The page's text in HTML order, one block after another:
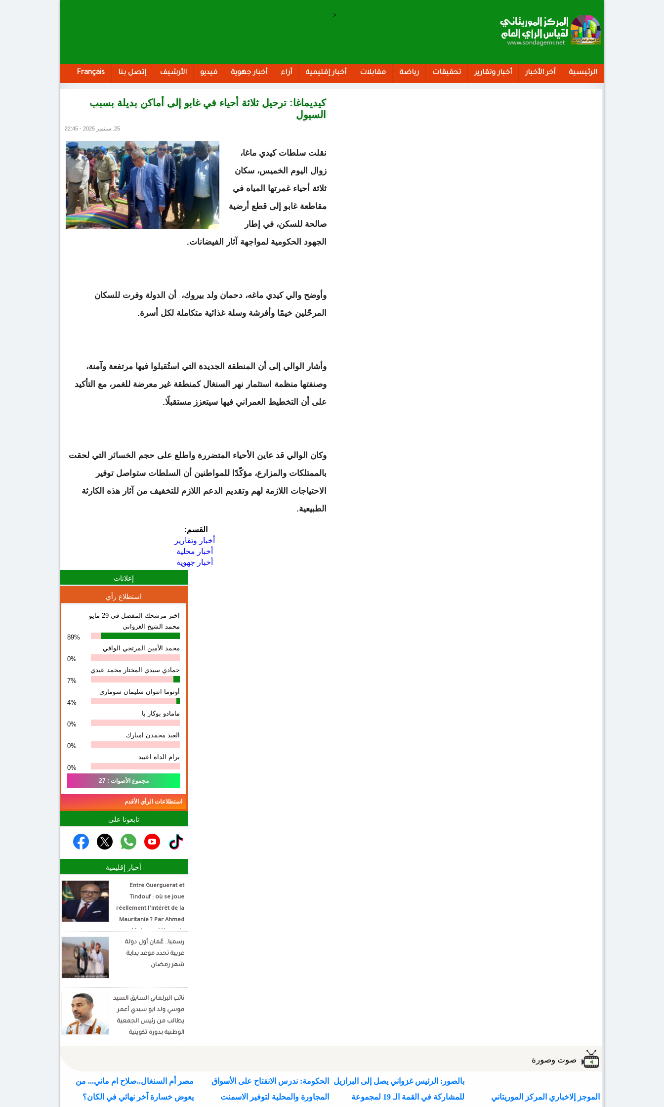
>
الرئيسية آخر الأخبار أخبار وتقارير تحقيقات رياضة مقابلات أخبار إقليمية آراء أخبار جهوية فيديو الأرشيف إتصل بنا Français
كيديماغا: ترحيل ثلاثة أحياء في غابو إلى أماكن بديلة بسبب
السيول
25. سبتمبر 2025 - 22:45
نقلت سلطات كيدي ماغا،
زوال اليوم الخميس، سكان
ثلاثة أحياء غمرتها المياه في
مقاطعة غابو إلى قطع أرضية
صالحة للسكن، في إطار
الجهود الحكومية لمواجهة آثار الفيضانات.
وأوضح والي كيدي ماغه، دحمان ولد بيروك، أن الدولة وفرت للسكان
المرحّلين خيمًا وأفرشة وسلة غذائية متكاملة لكل أسرة.
وأشار الوالي إلى أن المنطقة الجديدة التي استُقبلوا فيها مرتفعة وآمنة،
وصنفتها منظمة استثمار نهر السنغال كمنطقة غير معرضة للغمر، مع التأكيد
على أن التخطيط العمراني فيها سيتعزز مستقبلًا.
وكان الوالي قد عاين الأحياء المتضررة واطلع على حجم الخسائر التي لحقت
بالممتلكات والمزارع، مؤكّدًا للمواطنين أن السلطات ستواصل توفير
الاحتياجات اللازمة لهم وتقديم الدعم اللازم للتخفيف من آثار هذه الكارثة
الطبيعية.
القسم:
أخبار وتقارير
أخبار محلية
أخبار جهوية
إعلانات
استطلاع رأي
اختر مرشحك المفضل في 29 مايو
محمد الشيخ الغزواني
89%
محمد الأمين المرتجي الوافي
0%
حمادي سيدي المختار محمد عبدي
7%
أوتوما انتوان سلیمان سوماري
4%
مامادو بوكار با
0%
العيد محمدن امبارك
0%
برام الداه اعبيد
0%
مجموع الأصوات : 27
استطلاعات الرأي الأقدم
تابعونا على
أخبار إقليمية
Entre Guerguerat et
Tindouf : où se joue
réellement l’intérêt de la
Mauritanie ? Par Ahmed
Mohamed Hamada
Écrivain et analyste
politique
رسميا.. عُمان أول دولة
عربية تحدد موعد بداية
شهر رمضان
نائب البرلماني السابق السيد
موسي ولد ابو سيدي أعمر
يطالب من رئيس الجمعية
الوطنية بدورة تكوينية
للنواب الجديد
صوت وصورة
الموجز إلاخباري المركز الموريتاني
بالصور: الرئيس غزواني يصل إلى البرازيل
للمشاركة في القمة الـ 19 لمجموعة
الحكومة: ندرس الانفتاح على الأسواق
المجاورة والمحلية لتوفير الاسمنت
مصر أم السنغال..صلاح ام ماني... من
يعوض خسارة آخر نهائي في الكان؟